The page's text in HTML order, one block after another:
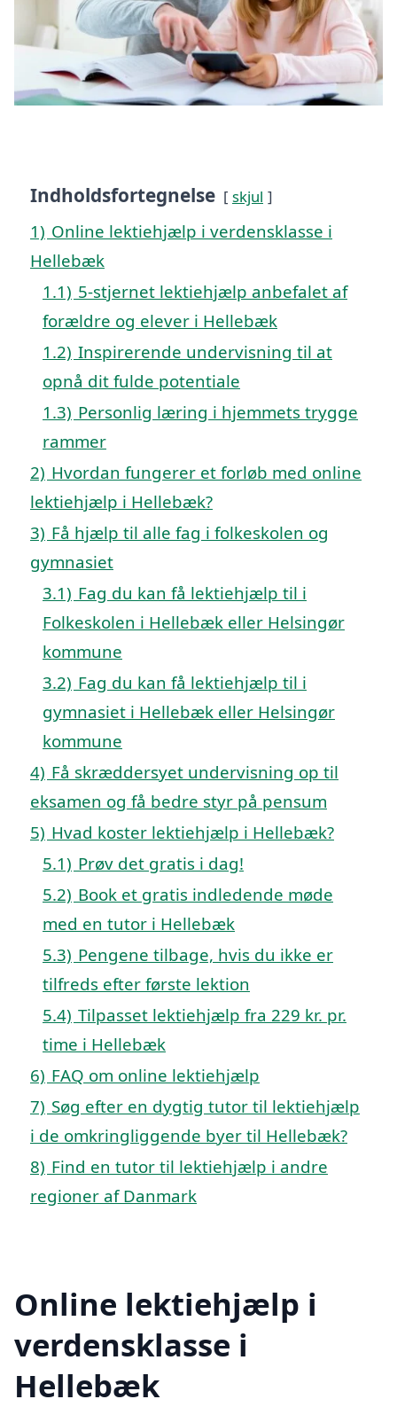
Indholdsfortegnelse skjul
1) Online lektiehjælp i verdensklasse i
Hellebæk
1.1) 5-stjernet lektiehjælp anbefalet af
forældre og elever i Hellebæk
1.2) Inspirerende undervisning til at
opnå dit fulde potentiale
1.3) Personlig læring i hjemmets trygge
rammer
2) Hvordan fungerer et forløb med online
lektiehjælp i Hellebæk?
3) Få hjælp til alle fag i folkeskolen og
gymnasiet
3.1) Fag du kan få lektiehjælp til i
Folkeskolen i Hellebæk eller Helsingør
kommune
3.2) Fag du kan få lektiehjælp til i
gymnasiet i Hellebæk eller Helsingør
kommune
4) Få skræddersyet undervisning op til
eksamen og få bedre styr på pensum
5) Hvad koster lektiehjælp i Hellebæk?
5.1) Prøv det gratis i dag!
5.2) Book et gratis indledende møde
med en tutor i Hellebæk
5.3) Pengene tilbage, hvis du ikke er
tilfreds efter første lektion
5.4) Tilpasset lektiehjælp fra 229 kr. pr.
time i Hellebæk
6) FAQ om online lektiehjælp
7) Søg efter en dygtig tutor til lektiehjælp
i de omkringliggende byer til Hellebæk?
8) Find en tutor til lektiehjælp i andre
regioner af Danmark
Online lektiehjælp i
verdensklasse i
Hellebæk